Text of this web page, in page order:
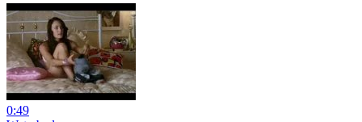
0:49